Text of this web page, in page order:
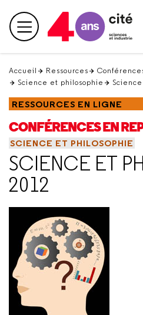
en
haut Menu principal
Accueil Ressources
Science et philosophie
RESSOURCES EN LIGNE
CONFÉRENCES EN
SCIENCE ET PHILOSOPHIE
SCIENCE ET
2012